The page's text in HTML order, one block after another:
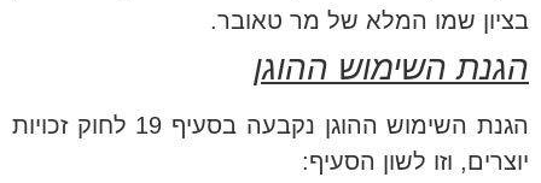
בציון שמו המלא של מר טאובר.
הגנת השימוש ההוגן
הגנת השימוש ההוגן נקבעה בסעיף 19 לחוק זכויות
יוצרים, וזו לשון הסעיף: